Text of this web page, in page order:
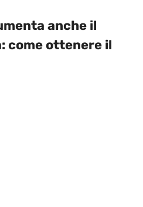
anche il
come ottenere il